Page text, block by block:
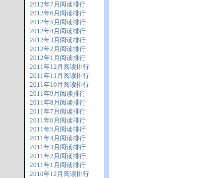
2012年7月阅读排行
2012年6月阅读排行
2012年5月阅读排行
2012年4月阅读排行
2012年3月阅读排行
2012年2月阅读排行
2012年1月阅读排行
2011年12月阅读排行
2011年11月阅读排行
2011年10月阅读排行
2011年9月阅读排行
2011年8月阅读排行
2011年7月阅读排行
2011年6月阅读排行
2011年5月阅读排行
2011年4月阅读排行
2011年3月阅读排行
2011年2月阅读排行
2011年1月阅读排行
2010年12月阅读排行